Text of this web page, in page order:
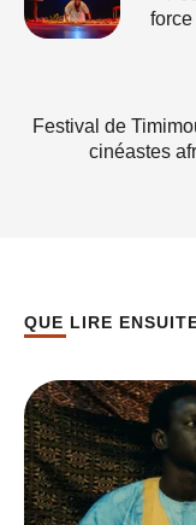
Festival de
cinéastes
QUE LIRE